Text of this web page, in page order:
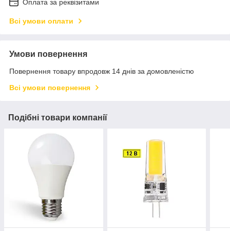
Оплата за реквізитами
Всі умови оплати
Умови повернення
Повернення товару впродовж 14 днів за домовленістю
Всі умови повернення
Подібні товари компанії